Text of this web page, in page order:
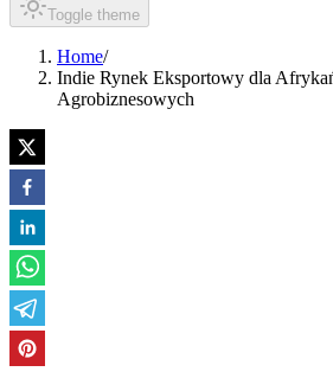
Toggle theme
Home/
Indie Rynek Eksportowy dla
Agrobiznesowych